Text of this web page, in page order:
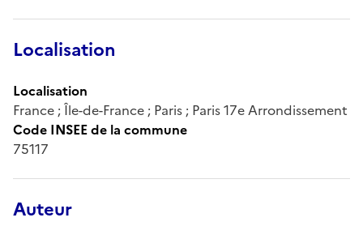
Localisation
Localisation
France ; Île-de-France ; Paris ; Paris 17e Arrondissement
Code INSEE de la commune
75117
Auteur